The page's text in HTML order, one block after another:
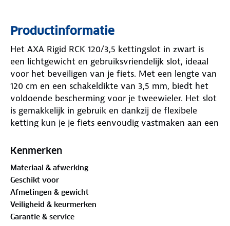
Productinformatie
Het AXA Rigid RCK 120/3,5 kettingslot in zwart is
een lichtgewicht en gebruiksvriendelijk slot, ideaal
voor het beveiligen van je fiets. Met een lengte van
120 cm en een schakeldikte van 3,5 mm, biedt het
voldoende bescherming voor je tweewieler. Het slot
is gemakkelijk in gebruik en dankzij de flexibele
ketting kun je je fiets eenvoudig vastmaken aan een
keuze voor fietsers die op zoek zijn naar een
Kenmerken
Materiaal & afwerking
Geschikt voor
Afmetingen & gewicht
Veiligheid & keurmerken
Garantie & service